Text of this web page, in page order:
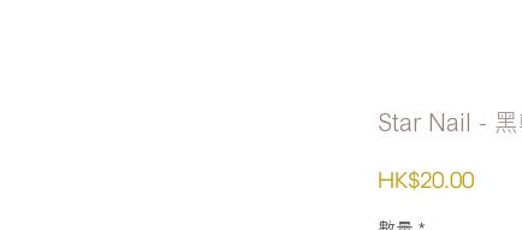
Star Nail -
HK$20.00價